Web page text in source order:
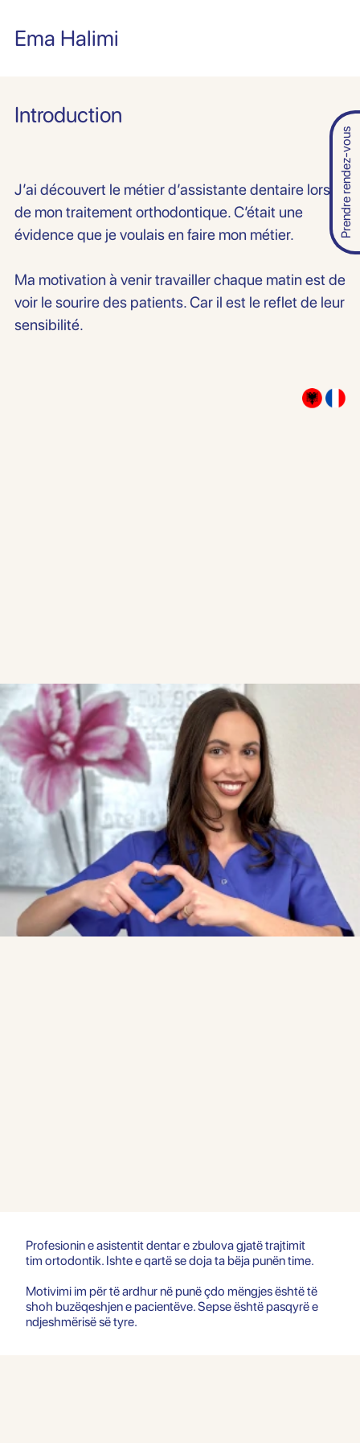
Prendre rendez-vous
Ema Halimi
Introduction
J’ai découvert le métier d’assistante dentaire lors
de mon traitement orthodontique. C’était une
évidence que je voulais en faire mon métier.
Ma motivation à venir travailler chaque matin est de
voir le sourire des patients. Car il est le reflet de leur
sensibilité.
Profesionin e asistentit dentar e zbulova gjatë trajtimit
tim ortodontik. Ishte e qartë se doja ta bëja punën time.
Motivimi im për të ardhur në punë çdo mëngjes është të
shoh buzëqeshjen e pacientëve. Sepse është pasqyrë e
ndjeshmërisë së tyre.
politique
des données